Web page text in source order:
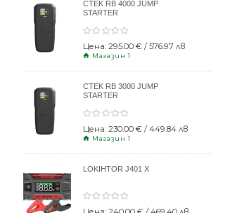
CTEK RB 4000 JUMP
STARTER
Цена: 295.00 € / 576.97 лв
Магазин 1
CTEK RB 3000 JUMP
STARTER
Цена: 230.00 € / 449.84 лв
Магазин 1
LOKIHTOR J401 X